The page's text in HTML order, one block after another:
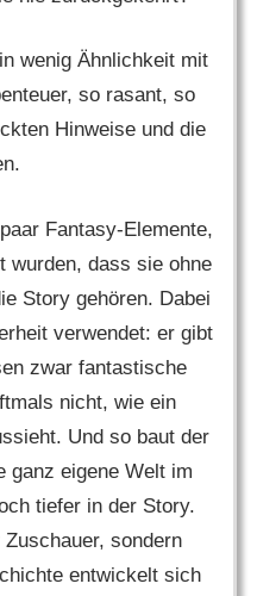
wenig Ähnlichkeit mit
so rasant, so
Hinweise und die
Fantasy-Elemente,
wurden, dass sie ohne
Story gehören. Dabei
verwendet: er gibt
zwar fantastische
nicht, wie ein
Und so baut der
ganz eigene Welt im
tiefer in der Story.
sondern
entwickelt sich